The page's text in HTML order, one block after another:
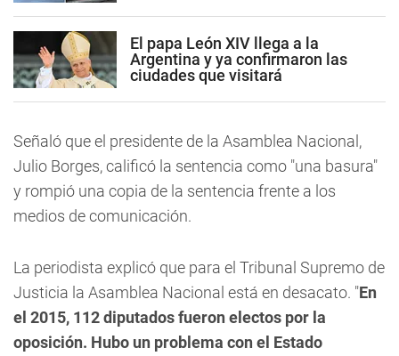
El papa León XIV llega a la
Argentina y ya confirmaron las
ciudades que visitará
Señaló que el presidente de la Asamblea Nacional,
Julio Borges, calificó la sentencia como "una basura"
y rompió una copia de la sentencia frente a los
medios de comunicación.
La periodista explicó que para el Tribunal Supremo de
Justicia la Asamblea Nacional está en desacato. "En
el 2015, 112 diputados fueron electos por la
oposición. Hubo un problema con el Estado